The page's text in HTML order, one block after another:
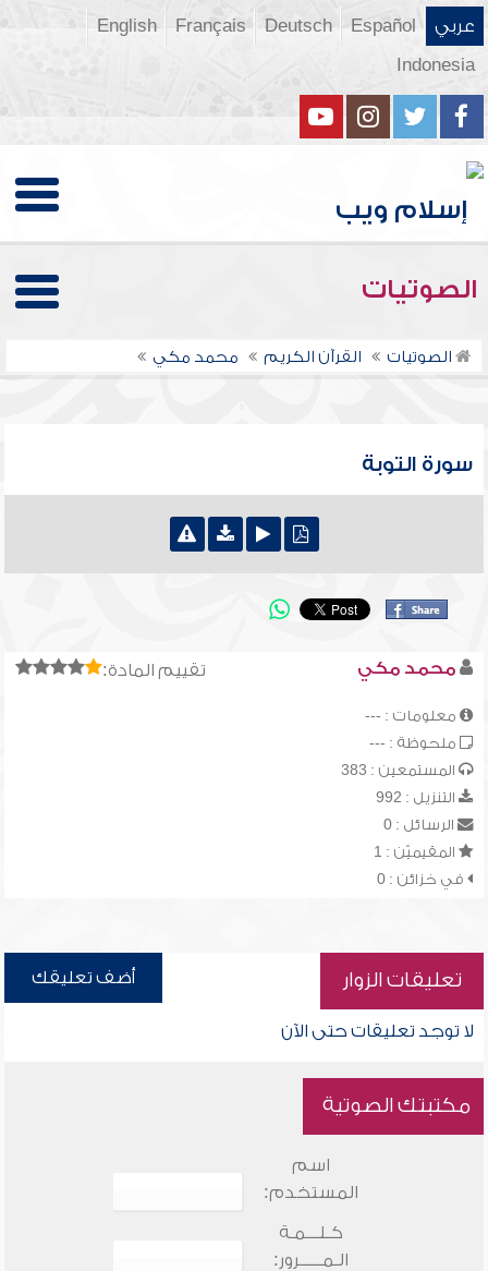
عربي Español
Deutsch
Français
English
Indonesia
الصوتيات
الصوتيات القرآن الكريم محمد مكي
سورة التوبة
تقييم المادة: محمد مكي
معلومات : ---
ملحوظة : ---
المستمعين : 383
التنزيل : 992
الرسائل : 0
المقيميّن : 1
في خزائن : 0
تعليقات الزوار أضف تعليقك
لا توجد تعليقات حتى الآن
مكتبتك الصوتية
اسم
المستخدم:
كـلـــمـة
الـمـــــرور: